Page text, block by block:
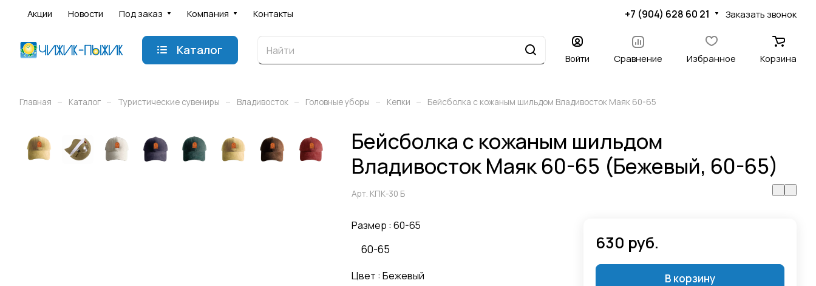
Акции Новости Под заказ Компания Контакты +7 (904) 628 60 21 Заказать звонок
Каталог
Войти Сравнение Избранное Корзина
Главная – Каталог – Туристические сувениры – Владивосток – Головные уборы – Кепки – Бейсболка с кожаным шильдом Владивосток Маяк 60-65
Бейсболка с кожаным шильдом
Владивосток Маяк 60-65 (Бежевый, 60-65)
Арт. КПК-30 Б
Размер : 60-65
60-65
Цвет : Бежевый
630 руб.
В корзину